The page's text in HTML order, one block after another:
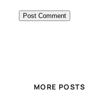
MORE POSTS